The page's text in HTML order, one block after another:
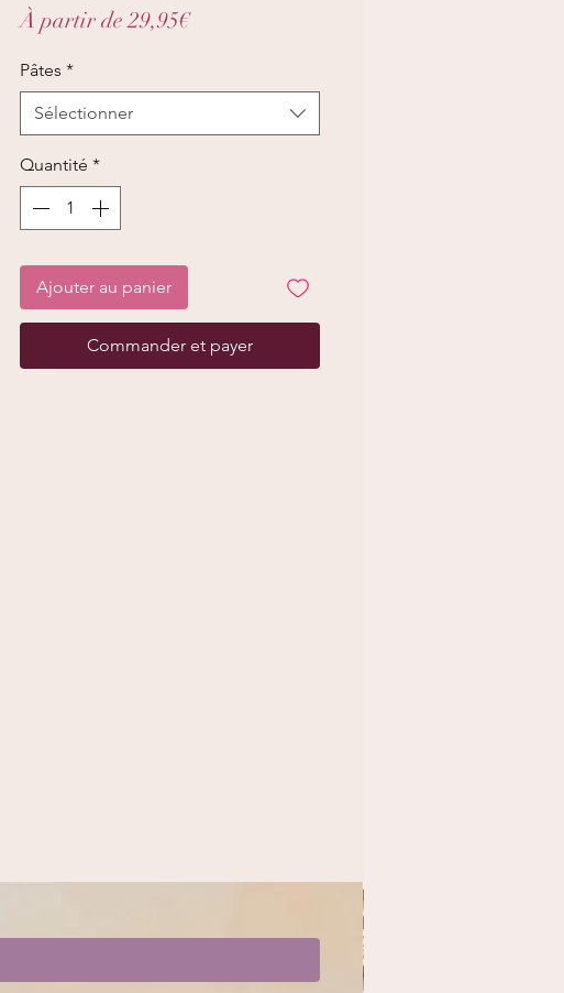
À partir de29,95€Prix
Pâtes *
Sélectionner
Quantité *
Ajouter au panier
Commander et payer